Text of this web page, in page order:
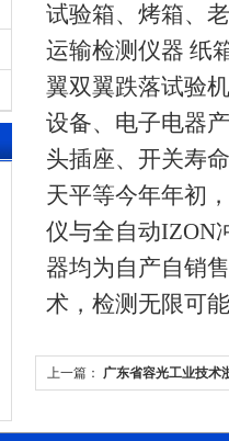
试验箱、烤箱、
运输检测仪器 纸
翼双翼跌落试验
设备、电子电器
头插座、开关寿
天平等今年年初
仪与全自动IZON
器均为自产自销
术，检测无限可
上一篇： 广东省容光工业技术